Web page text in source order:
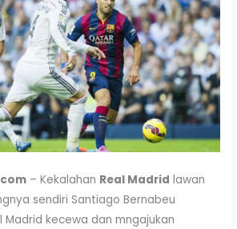
– Kekalahan Real Madrid lawan
sendiri Santiago Bernabeu
kecewa dan mngajukan